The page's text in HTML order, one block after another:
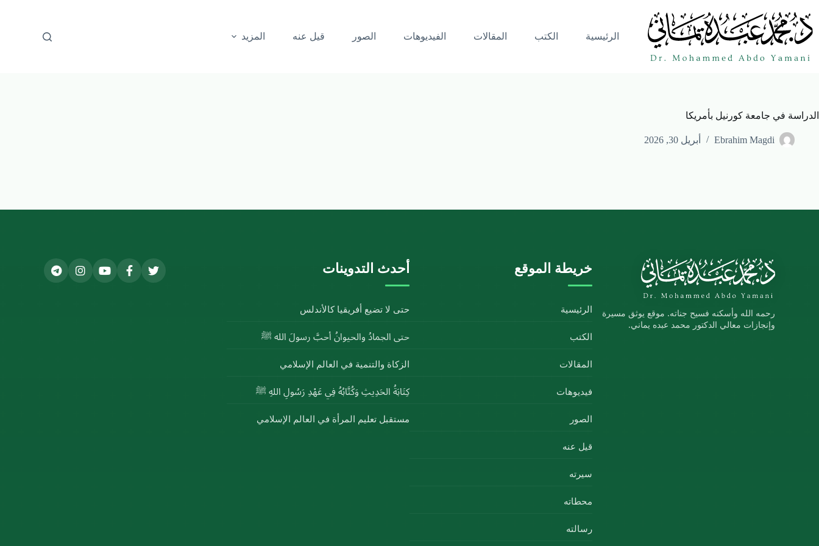
الرئيسية الكتب المقالات الفيديوهات الصور قيل عنه المزيد
الدراسة في جامعة كورنيل بأمريكا
Ebrahim Magdi أبريل 30, 2026
رحمه الله وأسكنه فسيح جناته. موقع يوثق مسيرة
وإنجازات معالي الدكتور محمد عبده يماني.
خريطة الموقع
الرئيسية
الكتب
المقالات
فيديوهات
الصور
قيل عنه
سيرته
محطاته
رسالته
أحدث التدوينات
حتى لا تضيع أفريقيا كالأندلس
حتى الجمادُ والحيوانُ أحبَّ رسولَ الله ﷺ
الزكاة والتنمية في العالم الإسلامي
كِتَابَةُ الحَدِيثِ وَكُتَّابُهُ فِي عَهْدِ رَسُولِ اللهِ ﷺ
مستقبل تعليم المرأة في العالم الإسلامي